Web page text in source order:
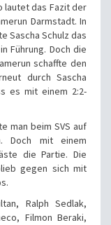
lautet das Fazit der
Darmstadt. In
Sascha Schulz das
Führung. Doch die
schaffte den
durch Sascha
es mit einem 2:2-
man beim SVS auf
Doch mit einem
die Partie. Die
gegen sich mit
Ralph Sedlak,
Filmon Beraki,